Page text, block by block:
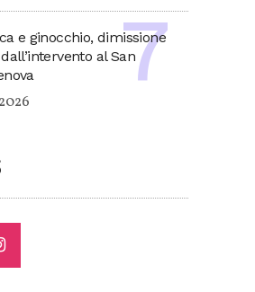
e ginocchio, dimissione
al San